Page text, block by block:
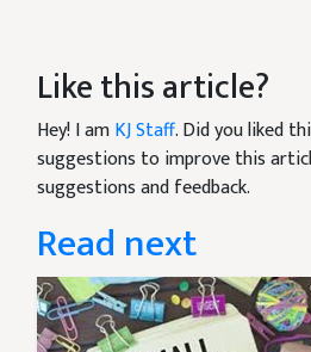
Like this article?
Hey! I amKJ Staff. Did you liked
suggestions to improve this
suggestions and feedback.
Read next